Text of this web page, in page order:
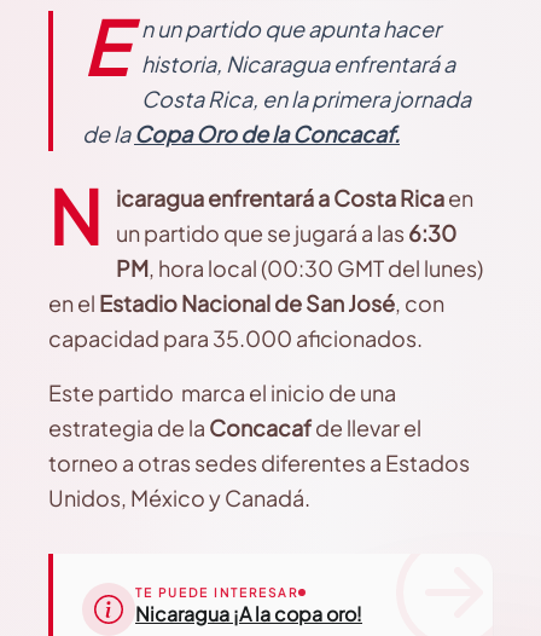
E n un partido que apunta hacer
historia, Nicaragua enfrentará a
Costa Rica, en la primera jornada
de laCopa Oro de la Concacaf.
N icaragua enfrentará a Costa Ricaen
un partido que se jugará a las6:30
PM, hora local (00:30 GMT del lunes)
en el Estadio Nacional de San José, con
capacidad para 35.000 aficionados.
Este partido marca el inicio de una
estrategia de la Concacafde llevar el
torneo a otras sedes diferentes a Estados
Unidos, México y Canadá.
TE PUEDE INTERESAR
Nicaragua ¡A la copa oro!